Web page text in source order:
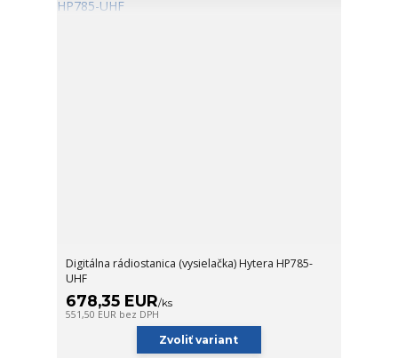
Digitálna rádiostanica (vysielačka) Hytera HP785-
UHF
678,35 EUR/ks
551,50 EUR bez DPH
Zvoliť variant